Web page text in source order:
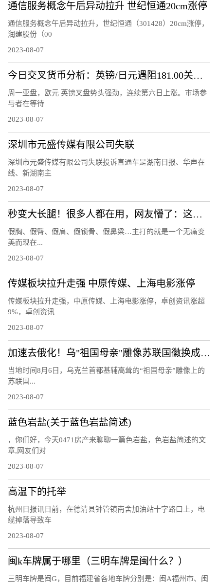
通信服务概念午后异动拉升 世纪恒通20cm涨停
通信服务概念午后异动拉升，世纪恒通（301428）20cm涨停，
润建股份（00
2023-08-07
今日交叉货币分析：英镑/日元遇阻181.00关口 欧元/英镑升破 0.8600关口
周一亚盘，欧元 英镑叉盘势头强劲，连续第六日上涨。市场参
与者在等待
2023-08-07
深圳市元盛传媒有限公司失联
深圳市元盛传媒有限公司失联投诉直通车是湖南日报、华声在
线、新湖南主
2023-08-07
秒变大长腿！很多人都在用，网友懵了：这也有假的？
假胸、假臀、假肩、假锁骨、假鼻梁…主打的就是一个无痛变
美而现在...
2023-08-07
传媒板块拉升走强 中原传媒、上海电影涨停
传媒板块拉升走强，中原传媒、上海电影涨停，卓创资讯涨超
9%，卓创资讯
2023-08-07
加速去俄化！乌"祖国母亲"雕像苏联国徽换成三叉戟
当地时间8月6日，乌克兰首都基辅高耸的“祖国母亲”雕像上的
苏联国...
2023-08-07
蓝色岩盐(关于蓝色岩盐简述)
，你们好，今天0471房产来聊聊一篇色岩盐，色岩盐简述的文
章,网友们对
2023-08-07
高温下的托举
杭州日报讯日前，在德清县钟管镇南舍加油站十字路口上，电
缆掉落导致车
2023-08-07
闽k车牌属于哪里（三明车牌是闽什么？）
三明车牌是闽G，目前福建省各地车牌分别是：闽A福州市、闽